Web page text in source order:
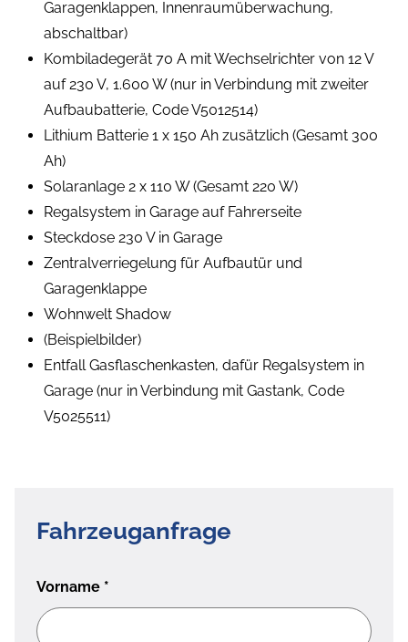
Garagenklappen, Innenraumüberwachung,
abschaltbar)
Kombiladegerät 70 A mit Wechselrichter von 12 V
auf 230 V, 1.600 W (nur in Verbindung mit zweiter
Aufbaubatterie, Code V5012514)
Lithium Batterie 1 x 150 Ah zusätzlich (Gesamt 300
Ah)
Solaranlage 2 x 110 W (Gesamt 220 W)
Regalsystem in Garage auf Fahrerseite
Steckdose 230 V in Garage
Zentralverriegelung für Aufbautür und
Garagenklappe
Wohnwelt Shadow
(Beispielbilder)
Entfall Gasflaschenkasten, dafür Regalsystem in
Garage (nur in Verbindung mit Gastank, Code
V5025511)
Fahrzeuganfrage
Vorname *